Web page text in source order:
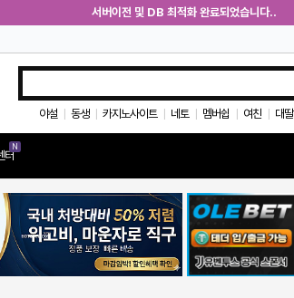
서버이전 및 DB 최적화 완료되었습니다..
야설 동생 카지노사이트 네토 멤버쉽 여친 대딸
터
N